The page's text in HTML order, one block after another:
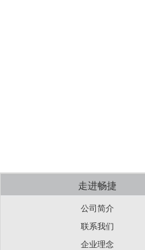
走进畅捷
公司简介
联系我们
企业理念